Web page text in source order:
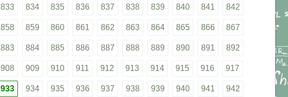
833 834 835 836 837 838 839 840 841 842
858 859 860 861 862 863 864 865 866 867
883 884 885 886 887 888 889 890 891 892
908 909 910 911 912 913 914 915 916 917
933 934 935 936 937 938 939 940 941 942